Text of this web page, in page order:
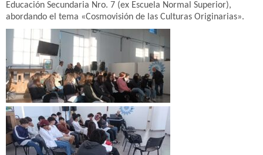
Educación Secundaria Nro. 7 (ex Escuela Normal Superior),
abordando el tema «Cosmovisión de las Culturas Originarias».